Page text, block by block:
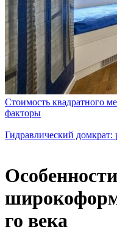
Стоимость квадратного
факторы
Гидравлический домкрат:
Особенности
го века